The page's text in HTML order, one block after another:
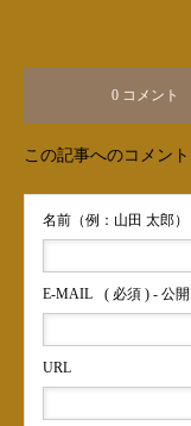
0 コメント
この記事へのコメント
名前（例：山田 太郎）
E-MAIL ( 必須 ) - 公
URL